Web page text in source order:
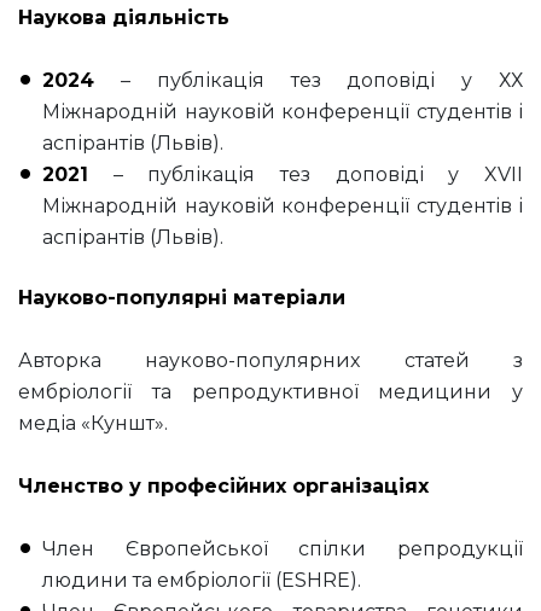
Наукова діяльність
2024 – публікація тез доповіді у ХХ
Міжнародній науковій конференції студентів і
аспірантів (Львів).
2021 – публікація тез доповіді у XVII
Міжнародній науковій конференції студентів і
аспірантів (Львів).
Науково-популярні матеріали
Авторка науково-популярних статей з
ембріології та репродуктивної медицини у
медіа «Куншт».
Членство у професійних організаціях
Член Європейської спілки репродукції
людини та ембріології (ESHRE).